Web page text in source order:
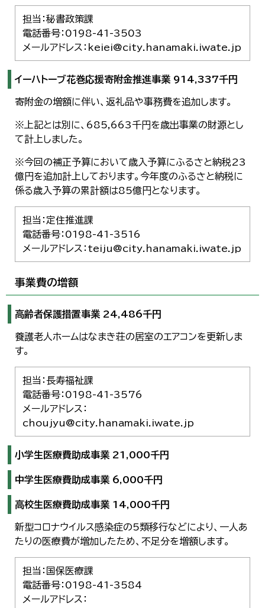
担当：秘書政策課
電話番号：0198-41-3503
メールアドレス：keiei@city.hanamaki.iwate.jp
イーハトーブ花巻応援寄附金推進事業 914,337千円
寄附金の増額に伴い、返礼品や事務費を追加します。
※上記とは別に、685,663千円を歳出事業の財源とし
て計上しました。
※今回の補正予算において歳入予算にふるさと納税23
億円を追加計上しております。今年度のふるさと納税に
係る歳入予算の累計額は85億円となります。
担当：定住推進課
電話番号：0198-41-3516
メールアドレス：teiju@city.hanamaki.iwate.jp
事業費の増額
高齢者保護措置事業 24,486千円
養護老人ホームはなまき荘の居室のエアコンを更新しま
す。
担当：長寿福祉課
電話番号：0198-41-3576
メールアドレス：
choujyu@city.hanamaki.iwate.jp
小学生医療費助成事業 21,000千円
中学生医療費助成事業 6,000千円
高校生医療費助成事業 14,000千円
新型コロナウイルス感染症の5類移行などにより、一人あ
たりの医療費が増加したため、不足分を増額します。
担当：国保医療課
電話番号：0198-41-3584
メールアドレス：